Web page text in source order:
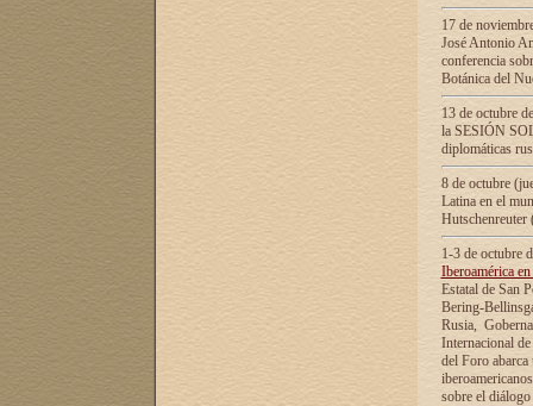
17 de
José Antonio
conferencia
Botánica del
13 de octubre
la SESIÓN
diplomáticas
8 de octubre
Latina en el
1-3 de octubre
Iberoamérica
Estatal de San
Bering-
Rusia,
Internacional
del Foro
sobre el